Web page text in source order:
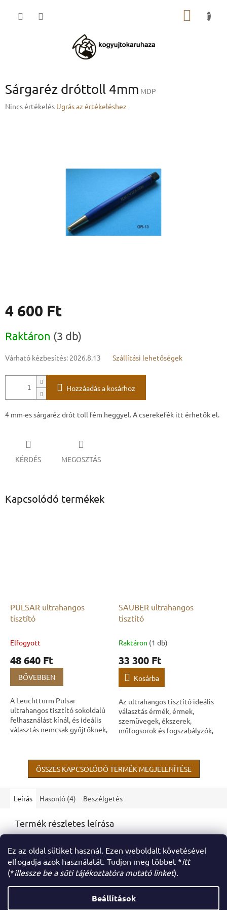
Ez az oldal sütiket használ. Ezen weboldalt követésével
elfogadja azok használatát. Tudjon meg többet *itt
(*illessze be a süti tájékoztatóra mutató linket).
Beállítások
KOSÁR
Sárgaréz dróttoll 4mm MDP
A
Nincs értékelés Ugrás az értékeléshez
4 600 Ft
Raktáron (3 db)
Várható kézbesítés: 2026.8.13 Szállítási lehetőségek
Hozzáadás a kosárhoz
4 mm-es sárgaréz drót toll fém heggyel. A cserekefék itt érhetők el.
KÉRDÉS MEGOSZTÁS
Kapcsolódó termékek
PULSAR ultrahangos
tisztító
Elfogyott
48 640 Ft
BŐVEBBEN
A Leuchtturm Pulsar
ultrahangos tisztító sokoldalú
felhasználást kínál, és ideális
választás nemcsak gyűjtőknek,
kíméletesen...
SAUBER ultrahangos
tisztító
Raktáron (1 db)
33 300 Ft
Kosárba
Az ultrahangos tisztító ideális
választás érmék, érmek,
szemüvegek, ékszerek,
műfogsorok és fogszabályzók,
vagy...
ÖSSZES KAPCSOLÓDÓ TERMÉK MEGJELENÍTÉSE
Leírás Hasonló (4) Beszélgetés
Termék részletes leírása
Shoptet készítette